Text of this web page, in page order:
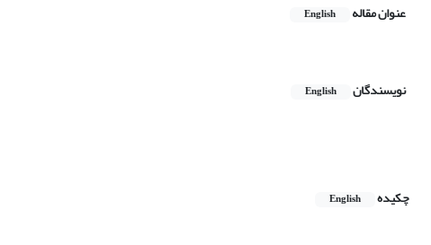
عنوان مقاله English
نویسندگان English
چکیده
English